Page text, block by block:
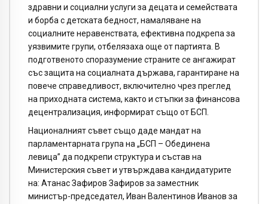
здравни и социални услуги за децата и семействата
и борба с детската бедност, намаляване на
социалните неравенствата, ефективна подкрепа за
уязвимите групи, отбелязаха още от партията. В
подготвеното споразумение страните се ангажират
със защита на социалната държава, гарантиране на
повече справедливост, включително чрез преглед
на приходната система, както и стъпки за финансова
децентрализация, информират също от БСП.
Националният съвет също даде мандат на
парламентарната група на „БСП – Обединена
левица” да подкрепи структура и състав на
Министерския съвет и утвърждава кандидатурите
на: Атанас Зафиров Зафиров за заместник
министър-председател, Иван Валентинов Иванов за